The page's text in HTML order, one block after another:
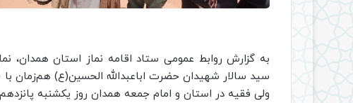
به گزارش روابط عمومی ستاد اقامه نماز استان همدان،
سید سالار شهیدان حضرت اباعبدالله الحسین(ع) هم‌زمان
ولی فقیه در استان و امام جمعه همدان روز یکشنبه